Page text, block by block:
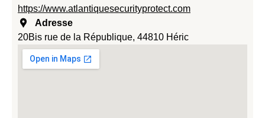
https://www.atlantiquesecurityprotect.com
Adresse
20Bis rue de la République, 44810 Héric